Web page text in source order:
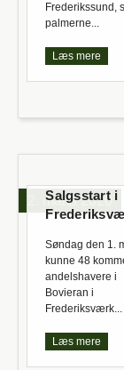
Frederikssund,
palmerne...
Læs mere
2. marts 2020
Salgsstart i
Søndag den 1.
kunne 48
andelshavere i
Bovieran i
Frederiksværk...
Læs mere